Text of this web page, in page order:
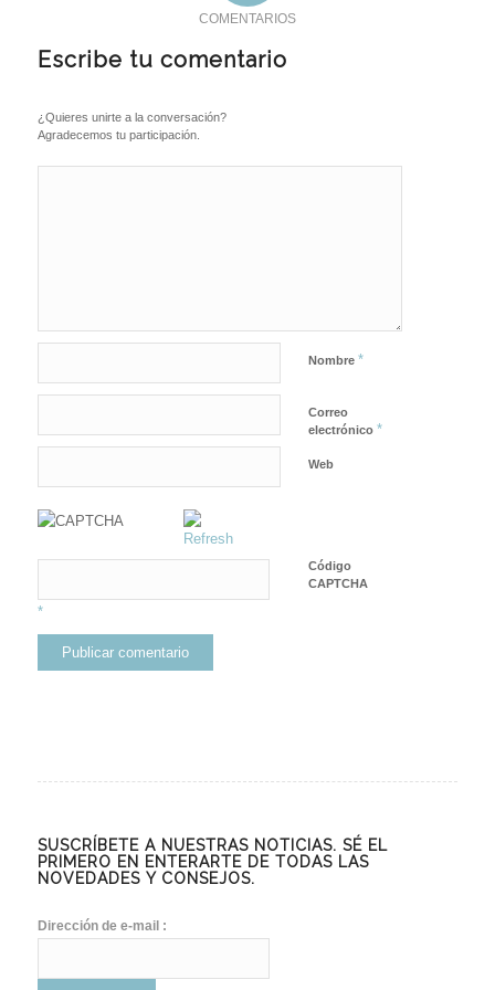
COMENTARIOS
Escribe tu comentario
¿Quieres unirte a la conversación?
Agradecemos tu participación.
Nombre *
Correo
electrónico *
Web
Código
CAPTCHA
*
SUSCRÍBETE A NUESTRAS NOTICIAS. SÉ EL
PRIMERO EN ENTERARTE DE TODAS LAS
NOVEDADES Y CONSEJOS.
Dirección de e-mail :